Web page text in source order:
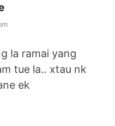
la ramai yang
tue la.. xtau nk
ek